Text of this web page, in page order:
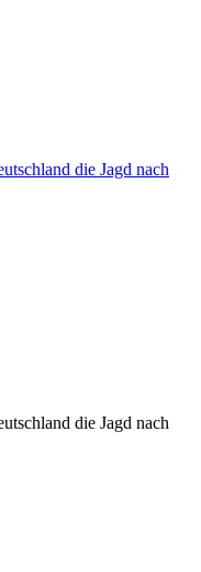
die Jagd nach
die Jagd nach